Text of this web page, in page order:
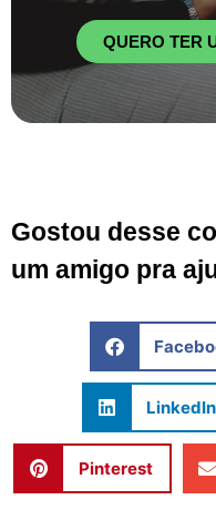
QUERO TER
Gostou desse
um amigo pra
LinkedIn
Pinterest